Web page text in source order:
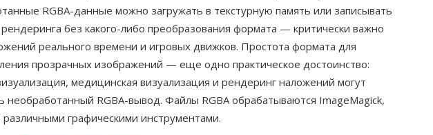
RGBA-данные можно загружать в текстурную память или записывать
без какого-либо преобразования формата — критически важно
реального времени и игровых движков. Простота формата для
прозрачных изображений — еще одно практическое достоинство:
медицинская визуализация и рендеринг наложений могут
необработанный RGBA-вывод. Файлы RGBA обрабатываются ImageMagick,
различными графическими инструментами.